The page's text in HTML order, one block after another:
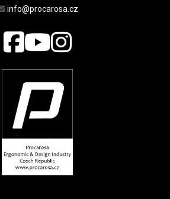
info@procarosa.cz